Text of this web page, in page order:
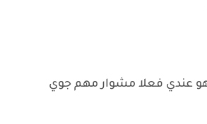
اهو عندي فعلا مشوار مهم جوي